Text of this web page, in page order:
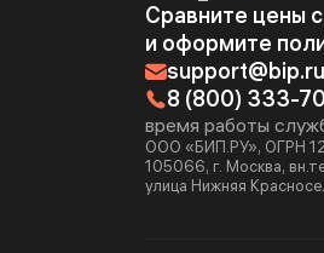
Сравните цены
и оформите
support@bip.ru
8 (800) 333-
время работы
ООО «БИП.РУ», ОГРН
105066, г. Москва,
улица Нижняя